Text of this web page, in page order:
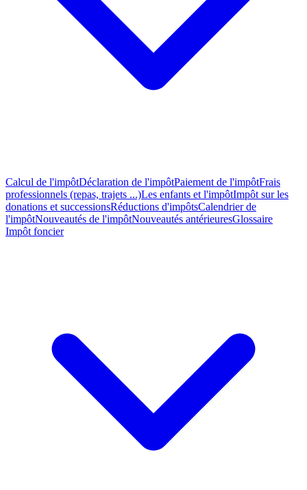
Calcul de l'impôtDéclaration de l'impôtPaiement de l'impôtFrais
professionnels (repas, trajets ...)Les enfants et l'impôtImpôt sur les
donations et successionsRéductions d'impôtsCalendrier de
l'impôtNouveautés de l'impôtNouveautés antérieuresGlossaire
Impôt foncier